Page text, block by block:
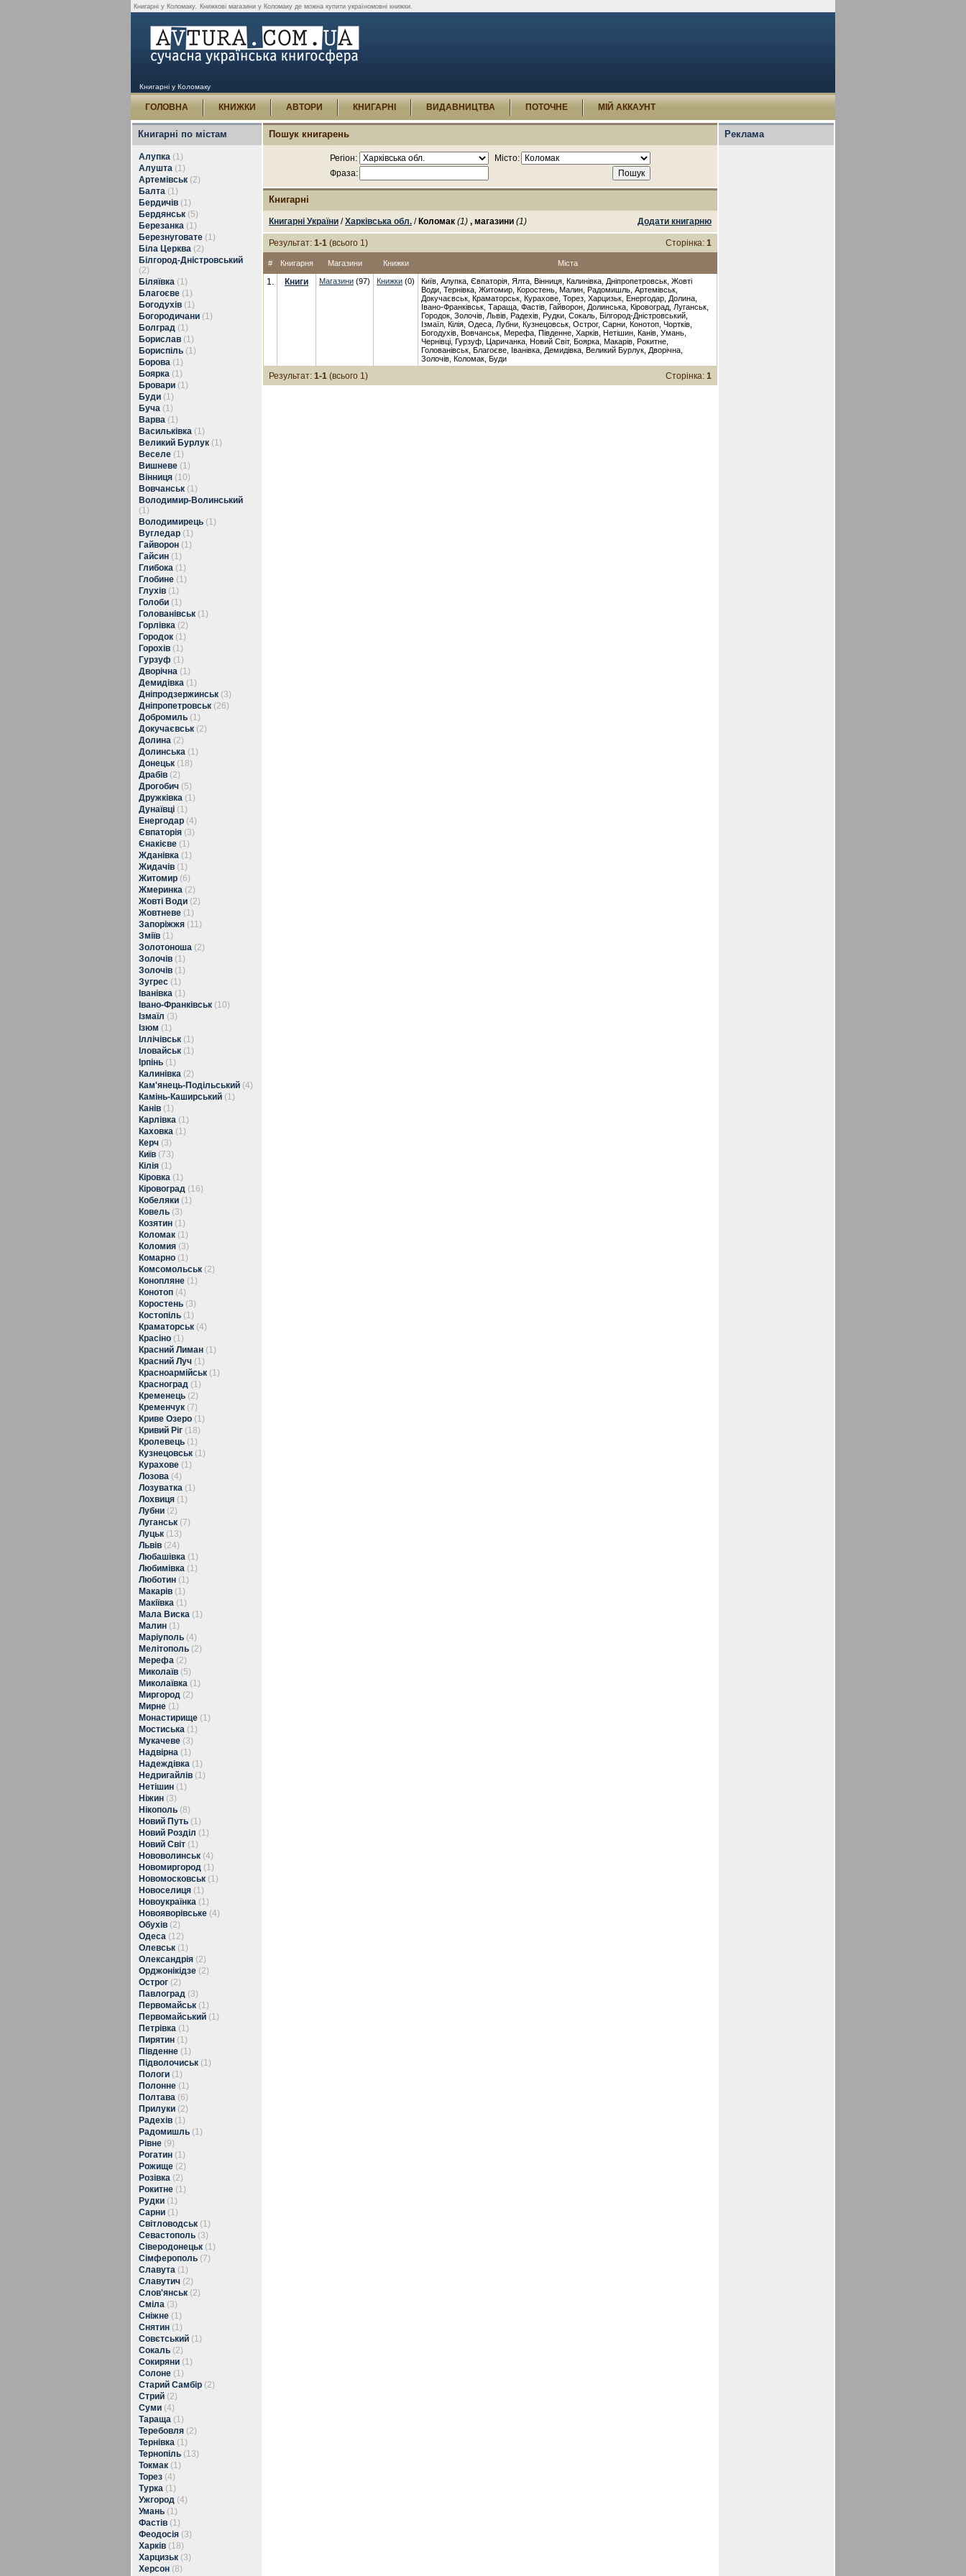
Книгарні у Коломаку. Книжкові магазини у Коломаку де можна купити україномовні книжки.
Книгарні у Коломаку
ГОЛОВНА КНИЖКИ АВТОРИ КНИГАРНІ ВИДАВНИЦТВА ПОТОЧНЕ МІЙ АККАУНТ
Книгарні по містам
Алупка (1)
Алушта (1)
Артемівськ (2)
Балта (1)
Бердичів (1)
Бердянськ (5)
Березанка (1)
Березнуговате (1)
Біла Церква (2)
Білгород-Дністровський
(2)
Біляївка (1)
Благоєве (1)
Богодухів (1)
Богородичани (1)
Болград (1)
Борислав (1)
Бориспіль (1)
Борова (1)
Боярка (1)
Бровари (1)
Буди (1)
Буча (1)
Варва (1)
Васильківка (1)
Великий Бурлук (1)
Веселе (1)
Вишневе (1)
Вінниця (10)
Вовчанськ (1)
Володимир-Волинський
(1)
Володимирець (1)
Вугледар (1)
Гайворон (1)
Гайсин (1)
Глибока (1)
Глобине (1)
Глухів (1)
Голоби (1)
Голованівськ (1)
Горлівка (2)
Городок (1)
Горохів (1)
Гурзуф (1)
Дворічна (1)
Демидівка (1)
Дніпродзержинськ (3)
Дніпропетровськ (26)
Добромиль (1)
Докучаєвськ (2)
Долина (2)
Долинська (1)
Донецьк (18)
Драбів (2)
Дрогобич (5)
Дружківка (1)
Дунаївці (1)
Енергодар (4)
Євпаторія (3)
Єнакієве (1)
Жданівка (1)
Жидачів (1)
Житомир (6)
Жмеринка (2)
Жовті Води (2)
Жовтневе (1)
Запоріжжя (11)
Зміїв (1)
Золотоноша (2)
Золочів (1)
Золочів (1)
Зугрес (1)
Іванівка (1)
Івано-Франківськ (10)
Ізмаїл (3)
Ізюм (1)
Іллічівськ (1)
Іловайськ (1)
Ірпінь (1)
Калинівка (2)
Кам'янець-Подільський (4)
Камінь-Каширський (1)
Канів (1)
Карлівка (1)
Каховка (1)
Керч (3)
Київ (73)
Кілія (1)
Кіровка (1)
Кіровоград (16)
Кобеляки (1)
Ковель (3)
Козятин (1)
Коломак (1)
Коломия (3)
Комарно (1)
Комсомольськ (2)
Конопляне (1)
Конотоп (4)
Коростень (3)
Костопіль (1)
Краматорськ (4)
Красіно (1)
Красний Лиман (1)
Красний Луч (1)
Красноармійськ (1)
Красноград (1)
Кременець (2)
Кременчук (7)
Криве Озеро (1)
Кривий Ріг (18)
Кролевець (1)
Кузнецовськ (1)
Курахове (1)
Лозова (4)
Лозуватка (1)
Лохвиця (1)
Лубни (2)
Луганськ (7)
Луцьк (13)
Львів (24)
Любашівка (1)
Любимівка (1)
Люботин (1)
Макарів (1)
Макіївка (1)
Мала Виска (1)
Малин (1)
Маріуполь (4)
Мелітополь (2)
Мерефа (2)
Миколаїв (5)
Миколаївка (1)
Миргород (2)
Мирне (1)
Монастирище (1)
Мостиська (1)
Мукачеве (3)
Надвірна (1)
Надеждівка (1)
Недригайлів (1)
Нетішин (1)
Ніжин (3)
Нікополь (8)
Новий Путь (1)
Новий Розділ (1)
Новий Світ (1)
Нововолинськ (4)
Новомиргород (1)
Новомосковськ (1)
Новоселиця (1)
Новоукраїнка (1)
Новояворівське (4)
Обухів (2)
Одеса (12)
Олевськ (1)
Олександрія (2)
Орджонікідзе (2)
Острог (2)
Павлоград (3)
Первомайськ (1)
Первомайський (1)
Петрівка (1)
Пирятин (1)
Південне (1)
Підволочиськ (1)
Пологи (1)
Полонне (1)
Полтава (6)
Прилуки (2)
Радехів (1)
Радомишль (1)
Рівне (9)
Рогатин (1)
Рожище (2)
Розівка (2)
Рокитне (1)
Рудки (1)
Сарни (1)
Світловодськ (1)
Севастополь (3)
Сіверодонецьк (1)
Сімферополь (7)
Славута (1)
Славутич (2)
Слов'янськ (2)
Сміла (3)
Сніжне (1)
Снятин (1)
Совєтський (1)
Сокаль (2)
Сокиряни (1)
Солоне (1)
Старий Самбір (2)
Стрий (2)
Суми (4)
Тараща (1)
Теребовля (2)
Тернівка (1)
Тернопіль (13)
Токмак (1)
Торез (4)
Турка (1)
Ужгород (4)
Умань (1)
Фастів (1)
Феодосія (3)
Харків (18)
Харцизьк (3)
Херсон (8)
Пошук книгарень
Регіон:
Місто:
Фраза:
Книгарні
Книгарні України /Харківська обл. / Коломак (1) , магазини (1) Додати книгарню
Результат: 1-1 (всього 1) Сторінка: 1
# Книгарня Магазини Книжки Міста
1. Книги Магазини (97) Книжки (0)
Київ, Алупка, Євпаторія, Ялта, Вінниця, Калинівка, Дніпропетровськ, Жовті
Води, Тернівка, Житомир, Коростень, Малин, Радомишль, Артемівськ,
Докучаєвськ, Краматорськ, Курахове, Торез, Харцизьк, Енергодар, Долина,
Івано-Франківськ, Тараща, Фастів, Гайворон, Долинська, Кіровоград, Луганськ,
Городок, Золочів, Львів, Радехів, Рудки, Сокаль, Білгород-Дністровський,
Ізмаїл, Кілія, Одеса, Лубни, Кузнецовськ, Острог, Сарни, Конотоп, Чортків,
Богодухів, Вовчанськ, Мерефа, Південне, Харків, Нетішин, Канів, Умань,
Чернівці, Гурзуф, Царичанка, Новий Світ, Боярка, Макарів, Рокитне,
Голованівськ, Благоєве, Іванівка, Демидівка, Великий Бурлук, Дворічна,
Золочів, Коломак, Буди
Результат: 1-1 (всього 1) Сторінка: 1
Реклама